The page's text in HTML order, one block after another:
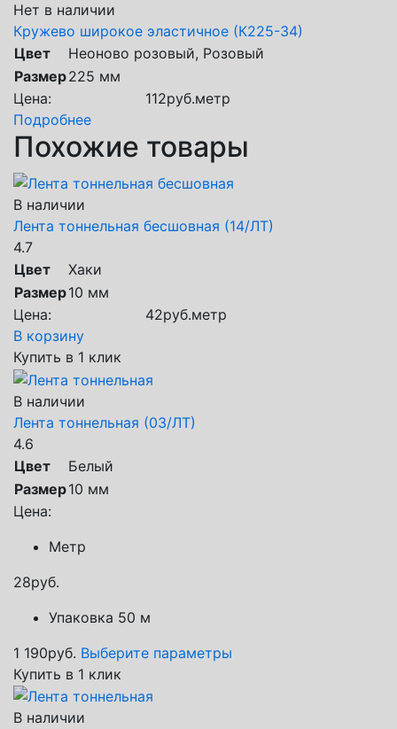
Нет в наличии
Кружево широкое эластичное (К225-34)
Цвет
Неоново розовый, Розовый
Размер225 мм
Цена:
112руб.метр
Подробнее
Похожие товары
В наличии
Лента тоннельная бесшовная (14/ЛТ)
4.7
Цвет
Хаки
Размер10 мм
Цена:
42руб.метр
В корзину
Купить в 1 клик
В наличии
Лента тоннельная (03/ЛТ)
4.6
Цвет
Белый
Размер10 мм
Цена:
Метр
28руб.
Упаковка 50 м
1 190руб. Выберите параметры
Купить в 1 клик
В наличии